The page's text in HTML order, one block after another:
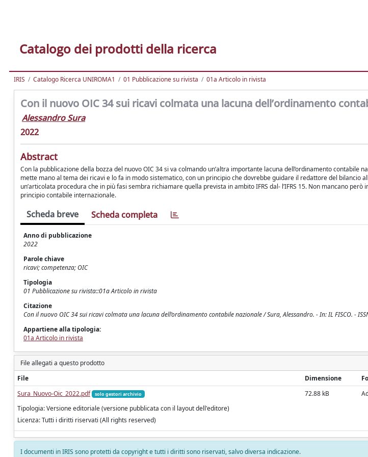
Catalogo dei prodotti della ricerca
IRIS Catalogo Ricerca UNIROMA1 01 Pubblicazione su rivista 01a Articolo in rivista
Con il nuovo OIC 34 sui ricavi colmata una lacuna dell’ordinamento
Alessandro Sura
2022
Abstract
Con la pubblicazione della bozza del nuovo OIC 34 si va colmando un’altra importante lacuna dell’ordinamento contabile
mette mano al tema dei ricavi e lo fa in modo sistematico, con un principio che dovrebbe guidare il redattore del bilancio
un’articolata procedura che in più fasi sembra richiamare quella prevista in ambito IFRS dal- l’IFRS 15. Non mancano
principio contabile internazionale.
Scheda breve Scheda completa
Anno di pubblicazione
2022
Parole chiave
ricavi; competenza; OIC
Tipologia
01 Pubblicazione su rivista::01a Articolo in rivista
Citazione
Con il nuovo OIC 34 sui ricavi colmata una lacuna dell’ordinamento contabile nazionale / Sura, Alessandro. - In: IL FISCO. -
Appartiene alla tipologia:
01a Articolo in rivista
File allegati a questo prodotto
File
Dimensione
Sura_Nuovo-Oic_2022.pdf
solo gestori archivio
Tipologia: Versione editoriale (versione pubblicata con il layout dell'editore)
Licenza: Tutti i diritti riservati (All rights reserved)
72.88 kB
I documenti in IRIS sono protetti da copyright e tutti i diritti sono riservati, salvo diversa indicazione.